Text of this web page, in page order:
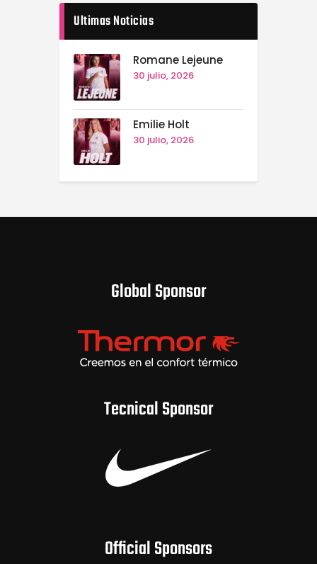
Ultimas Noticias
Romane Lejeune
30 julio, 2026
Emilie Holt
30 julio, 2026
Global Sponsor
Tecnical Sponsor
Official Sponsors